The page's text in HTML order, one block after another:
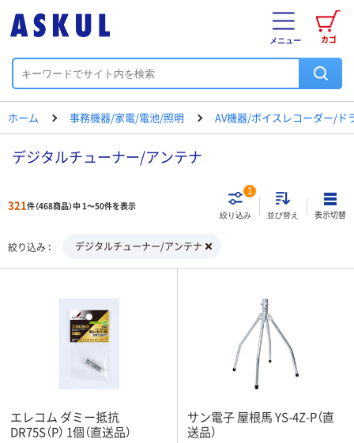
カゴ
メニュー
ホーム 事務機器/家電/電池/照明 AV機器/ボイスレコーダー/ド
デジタルチューナー/アンテナ
321件（468商品）中 1～50件を表示
絞り込み
1
並び替え 表示切替
絞り込み デジタルチューナー/アンテナ
エレコム ダミー抵抗
DR75S（P） 1個（直送品）
サン電子 屋根馬 YS-4Z-P（直
送品）